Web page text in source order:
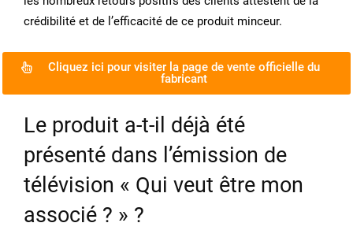
crédibilité et de l’efficacité de ce produit minceur.
Cliquez ici pour visiter la page de vente officielle du
fabricant
Le produit a-t-il déjà été
présenté dans l’émission de
télévision « Qui veut être mon
associé ? » ?